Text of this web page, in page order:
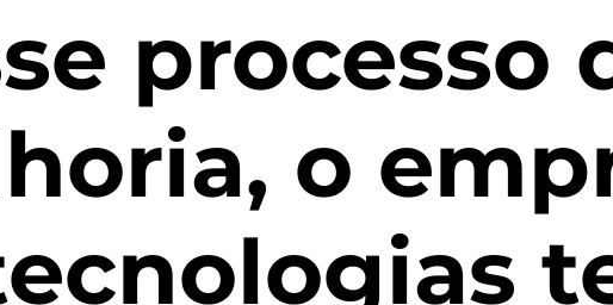
processo
o